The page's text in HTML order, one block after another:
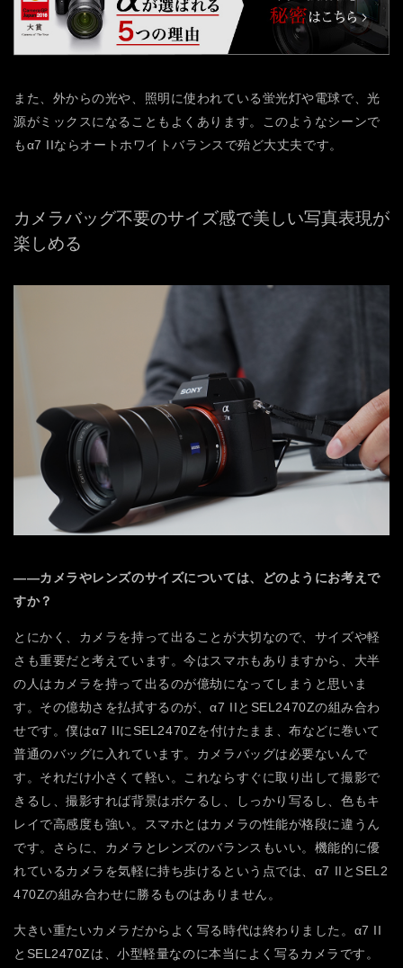
また、外からの光や、照明に使われている蛍光灯や電球で、光
源がミックスになることもよくあります。このようなシーンで
もα7 IIならオートホワイトバランスで殆ど大丈夫です。
カメラバッグ不要のサイズ感で美しい写真表現が
楽しめる
――カメラやレンズのサイズについては、どのようにお考えで
すか？
とにかく、カメラを持って出ることが大切なので、サイズや軽
さも重要だと考えています。今はスマホもありますから、大半
の人はカメラを持って出るのが億劫になってしまうと思いま
す。その億劫さを払拭するのが、α7 IIとSEL2470Zの組み合わ
せです。僕はα7 IIにSEL2470Zを付けたまま、布などに巻いて
普通のバッグに入れています。カメラバッグは必要ないんで
す。それだけ小さくて軽い。これならすぐに取り出して撮影で
きるし、撮影すれば背景はボケるし、しっかり写るし、色もキ
レイで高感度も強い。スマホとはカメラの性能が格段に違うん
です。さらに、カメラとレンズのバランスもいい。機能的に優
れているカメラを気軽に持ち歩けるという点では、α7 IIとSEL2
470Zの組み合わせに勝るものはありません。
大きい重たいカメラだからよく写る時代は終わりました。α7 II
とSEL2470Zは、小型軽量なのに本当によく写るカメラです。